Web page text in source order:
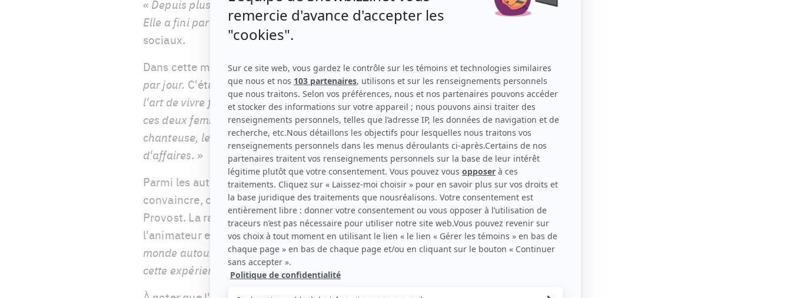
« Depuis plusieurs saisons, on souhaitait qu’elle accepte notre invitation.
Elle a fini par dire oui!», écrit l'équipe de l'émission sur les réseaux
sociaux.
Dans cette même émission, on retrouvera également Marilou deTrois fois
par jour. C'était un jumelage naturel pour Jean-Philippe Dion. «La beauté,
l'art de vivre fait partie de leur business. Il y a vraiment une parenté entre
ces deux femmes-là. Lise Watier qui a été animatrice télé, Marilou qui a été
chanteuse, les deux ont changé de carrière pour devenir des femmes
d'affaires. »
Parmi les autres artistes qu'on verra cette saison qui ont été difficiles à
convaincre, on note Ron Fournier, Marjo et Mado Lamotte alias Luc
Provost. La raison pour laquelle ils ont enfin accepté est celle-ci selon
l'animateur et producteur : «Entre autres parce qu'il y a beaucoup de
monde autour d'eux qui leur disait : "Ben voyons! Tu as la chance de vivre
cette expérience-là! C'est plus qu'un show de télé, c'est une expérience